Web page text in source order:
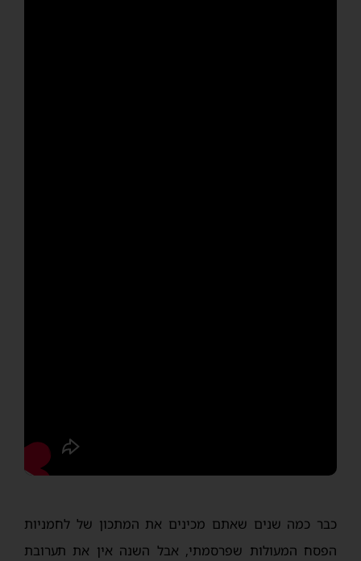
כבר כמה שנים שאתם מכינים את המתכון של לחמניות
הפסח המעולות שפרסמתי, אבל השנה אין את תערובת